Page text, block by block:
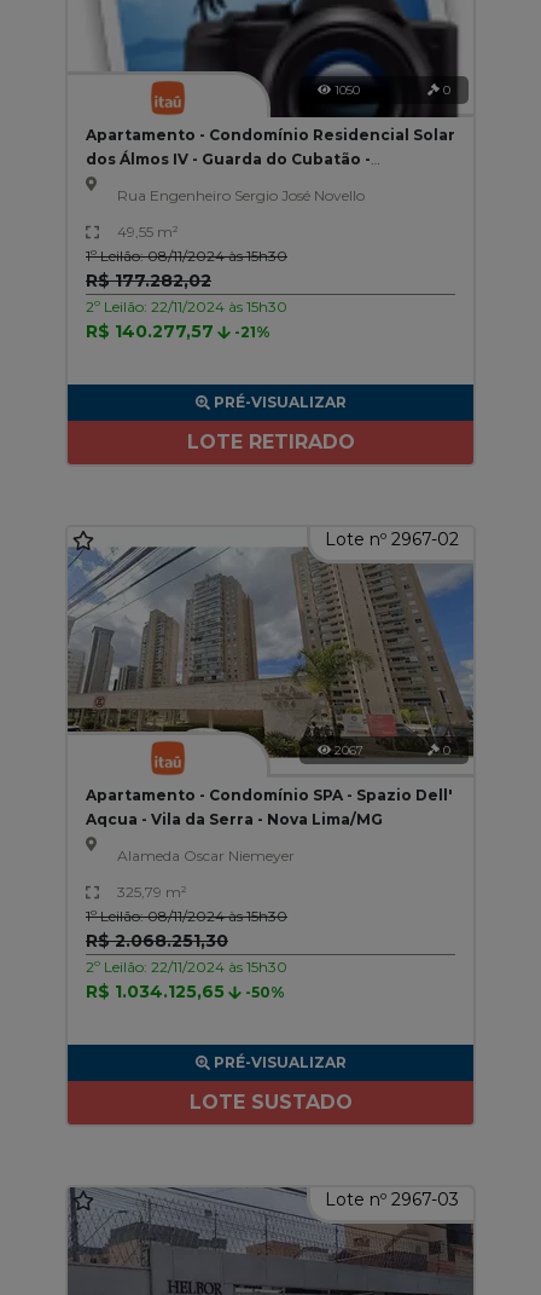
1050 0
Apartamento - Condomínio Residencial Solar
dos Álmos IV - Guarda do Cubatão -
Palhoça/SC
Rua Engenheiro Sergio José Novello
49,55 m²
1º Leilão: 08/11/2024 às 15h30
R$ 177.282,02
2º Leilão: 22/11/2024 às 15h30
R$ 140.277,57 -21%
PRÉ-VISUALIZAR
LOTE RETIRADO
Lote nº 2967-02
2067 0
Apartamento - Condomínio SPA - Spazio Dell'
Aqcua - Vila da Serra - Nova Lima/MG
Alameda Oscar Niemeyer
325,79 m²
1º Leilão: 08/11/2024 às 15h30
R$ 2.068.251,30
2º Leilão: 22/11/2024 às 15h30
R$ 1.034.125,65 -50%
PRÉ-VISUALIZAR
LOTE SUSTADO
Lote nº 2967-03